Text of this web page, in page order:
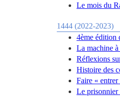
Le mois du
1444 (2022-2023)
4ème édition
La machine
Réflexions
Histoire des
Faire «
Le prisonnier